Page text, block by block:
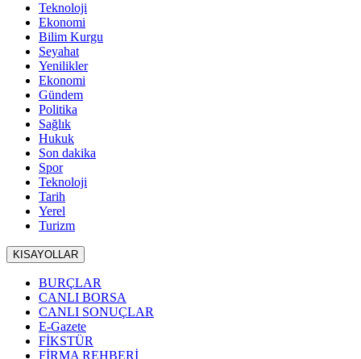
Teknoloji
Ekonomi
Bilim Kurgu
Seyahat
Yenilikler
Ekonomi
Gündem
Politika
Sağlık
Hukuk
Son dakika
Spor
Teknoloji
Tarih
Yerel
Turizm
KISAYOLLAR
BURÇLAR
CANLI BORSA
CANLI SONUÇLAR
E-Gazete
FİKSTÜR
FİRMA REHBERİ